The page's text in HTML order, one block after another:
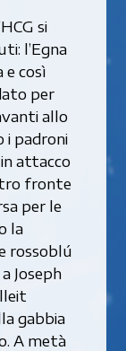
si
l’Egna
e così
per
allo
i padroni
attacco
fronte
per le
la
rossoblú
Joseph
gabbia
A metà